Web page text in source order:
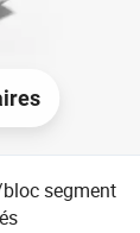
segment